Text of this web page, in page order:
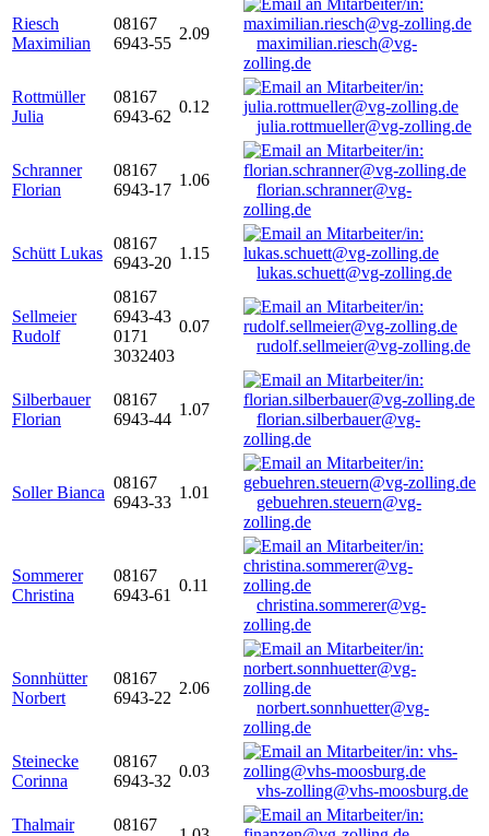
Riesch
Maximilian
08167
6943-55
2.09
maximilian.riesch@vg-
zolling.de
Rottmüller
Julia
08167
6943-62
0.12
julia.rottmueller@vg-zolling.de
Schranner
Florian
08167
6943-17
1.06
florian.schranner@vg-
zolling.de
Schütt Lukas
08167
6943-20
1.15
lukas.schuett@vg-zolling.de
Sellmeier
Rudolf
08167
6943-43
0171
3032403
0.07
rudolf.sellmeier@vg-zolling.de
Silberbauer
Florian
08167
6943-44
1.07
florian.silberbauer@vg-
zolling.de
Soller Bianca
08167
6943-33
1.01
gebuehren.steuern@vg-
zolling.de
Sommerer
Christina
08167
6943-61
0.11
christina.sommerer@vg-
zolling.de
Sonnhütter
Norbert
08167
6943-22
2.06
norbert.sonnhuetter@vg-
zolling.de
Steinecke
Corinna
08167
6943-32
0.03
vhs-zolling@vhs-moosburg.de
Thalmair
08167